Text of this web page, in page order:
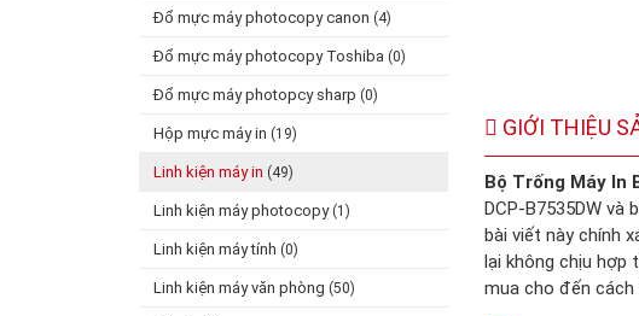
Đổ mực máy photocopy canon (4)
Đổ mực máy photocopy Toshiba (0)
Đổ mực máy photopcy sharp (0)
Hộp mực máy in (19)
Linh kiện máy in (49)
Linh kiện máy photocopy (1)
Linh kiện máy tính (0)
Linh kiện máy văn phòng (50)
GIỚI THIỆU
Bộ Trống Máy In
DCP-B7535DW
bài viết này chính
lại không chịu hợp
mua cho đến